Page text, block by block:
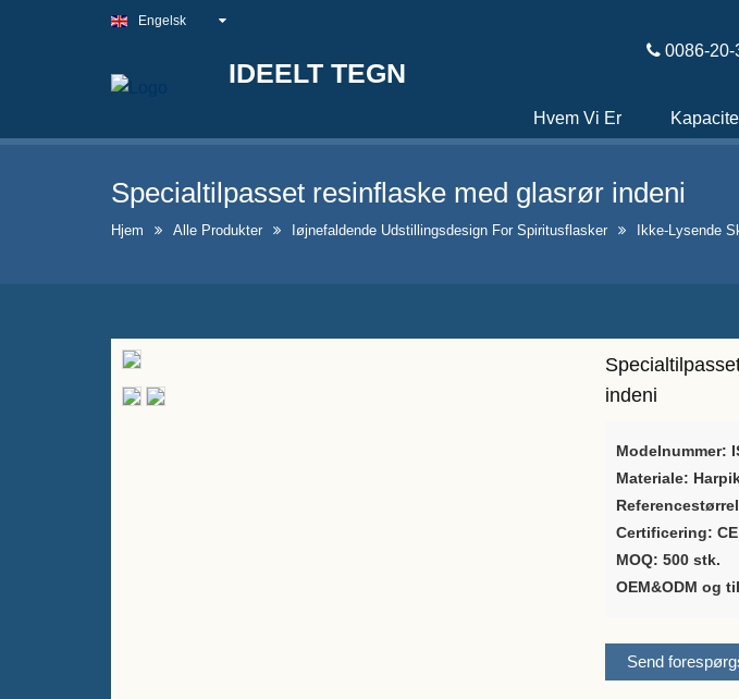
Engelsk
IDEELT TEGN
0086-
Hvem Vi Er
Specialtilpasset resinflaske med glasrør indeni
Hjem Alle Produkter Iøjnefaldende Udstillingsdesign For Spiritusflasker Ikke-Lysende
indeni
Modelnummer:
Materiale:
Certificering:
MOQ: 500 stk.
OEM&ODM og
Send